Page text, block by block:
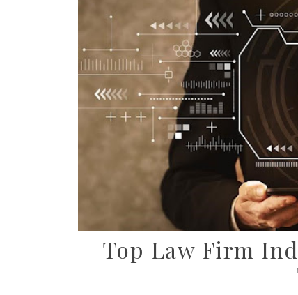
Top Law Firm